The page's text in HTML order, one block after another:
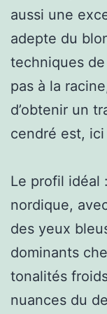
aussi une
adepte du
techniques
pas à la
d’obtenir un
cendré est,
Le profil idéal
nordique,
des yeux
dominants
tonalités
nuances du